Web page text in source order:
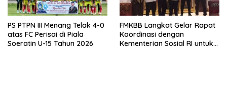
PS PTPN III Menang Telak 4-0
atas FC Perisai di Piala
Soeratin U-15 Tahun 2026
FMKBB Langkat Gelar Rapat
Koordinasi dengan
Kementerian Sosial RI untuk